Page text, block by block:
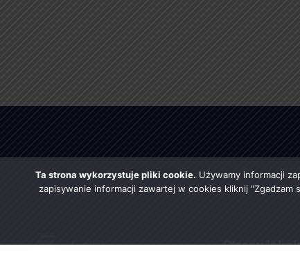
Strony
Ta strona wykorzystuje pliki cookie. Używamy informacji
zapisywanie informacji zawartej w cookies kliknij